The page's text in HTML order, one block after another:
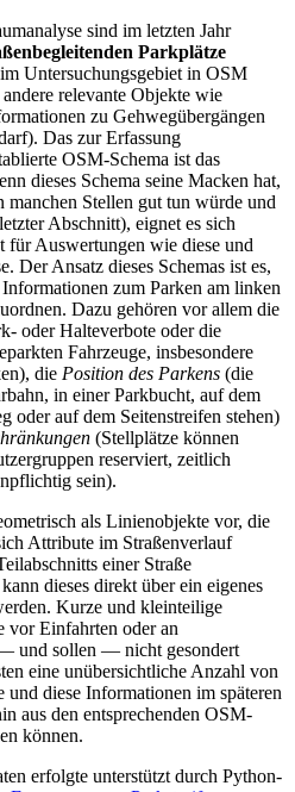
sind im letzten Jahr
Parkplätze
Untersuchungsgebiet in OSM
relevante Objekte wie
zu Gehwegübergängen
Das zur Erfassung
OSM-Schema ist das
dieses Schema seine Macken hat,
Stellen gut tun würde und
Abschnitt), eignet es sich
für Auswertungen wie diese und
Der Ansatz dieses Schemas ist es,
zum Parken am linken
Dazu gehören vor allem die
oder Halteverbote oder die
Fahrzeuge, insbesondere
die Position des Parkens (die
in einer Parkbucht, auf dem
oder auf dem Seitenstreifen stehen)
(Stellplätze können
reserviert, zeitlich
sein).
als Linienobjekte vor, die
Attribute im Straßenverlauf
einer Straße
dieses direkt über ein eigenes
Kurze und kleinteilige
vor Einfahrten oder an
und sollen — nicht gesondert
eine unübersichtliche Anzahl von
diese Informationen im späteren
aus den entsprechenden OSM-
können.
erfolgte unterstützt durch Python-